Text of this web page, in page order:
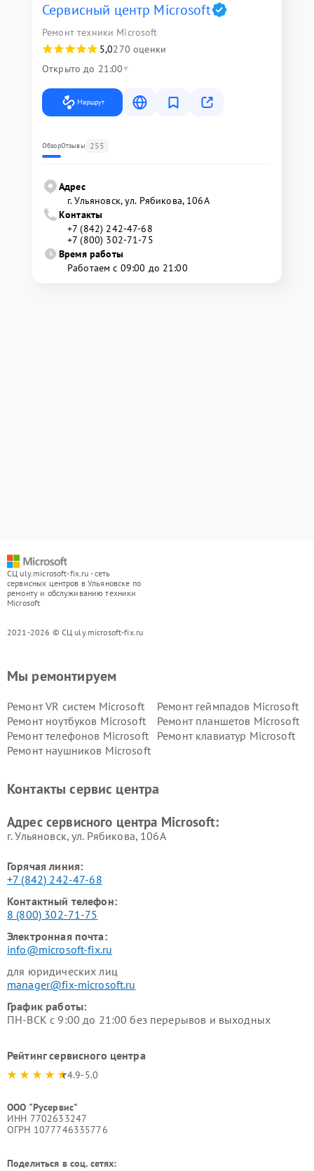
Сервисный центр Microsoft
Ремонт техники Microsoft
5,0270 оценки
Открыто до 21:00
Маршрут
ОбзорОтзывы 255
Адрес
г. Ульяновск, ул. Рябикова, 106А
Контакты
+7 (842) 242-47-68
+7 (800) 302-71-75
Время работы
Работаем с 09:00 до 21:00
СЦ uly.microsoft-fix.ru - сеть
сервисных центров в Ульяновске по
ремонту и обслуживанию техники
Microsoft
2021-2026 © СЦ uly.microsoft-fix.ru
Мы ремонтируем
Ремонт VR систем Microsoft
Ремонт геймпадов Microsoft
Ремонт ноутбуков Microsoft
Ремонт планшетов Microsoft
Ремонт телефонов Microsoft
Ремонт клавиатур Microsoft
Ремонт наушников Microsoft
Контакты сервис центра
Адрес сервисного центра Microsoft:
г. Ульяновск, ул. Рябикова, 106А
Горячая линия:
+7 (842) 242-47-68
Контактный телефон:
8 (800) 302-71-75
Электронная почта:
info@microsoft-fix.ru
для юридических лиц
manager@fix-microsoft.ru
График работы:
ПН-ВСК с 9:00 до 21:00 без перерывов и выходных
Рейтинг сервисного центра
4.9-5.0
ООО "Русервис"
ИНН 7702633247
ОГРН 1077746335776
Поделиться в соц. сетях: